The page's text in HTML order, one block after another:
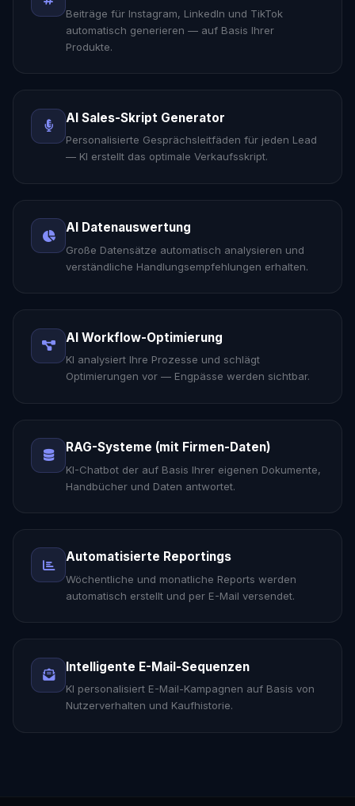
Beiträge für Instagram, LinkedIn und TikTok
automatisch generieren — auf Basis Ihrer
Produkte.
AI Sales-Skript Generator
Personalisierte Gesprächsleitfäden für jeden Lead
— KI erstellt das optimale Verkaufsskript.
AI Datenauswertung
Große Datensätze automatisch analysieren und
verständliche Handlungsempfehlungen erhalten.
AI Workflow-Optimierung
KI analysiert Ihre Prozesse und schlägt
Optimierungen vor — Engpässe werden sichtbar.
RAG-Systeme (mit Firmen-Daten)
KI-Chatbot der auf Basis Ihrer eigenen Dokumente,
Handbücher und Daten antwortet.
Automatisierte Reportings
Wöchentliche und monatliche Reports werden
automatisch erstellt und per E-Mail versendet.
Intelligente E-Mail-Sequenzen
KI personalisiert E-Mail-Kampagnen auf Basis von
Nutzerverhalten und Kaufhistorie.